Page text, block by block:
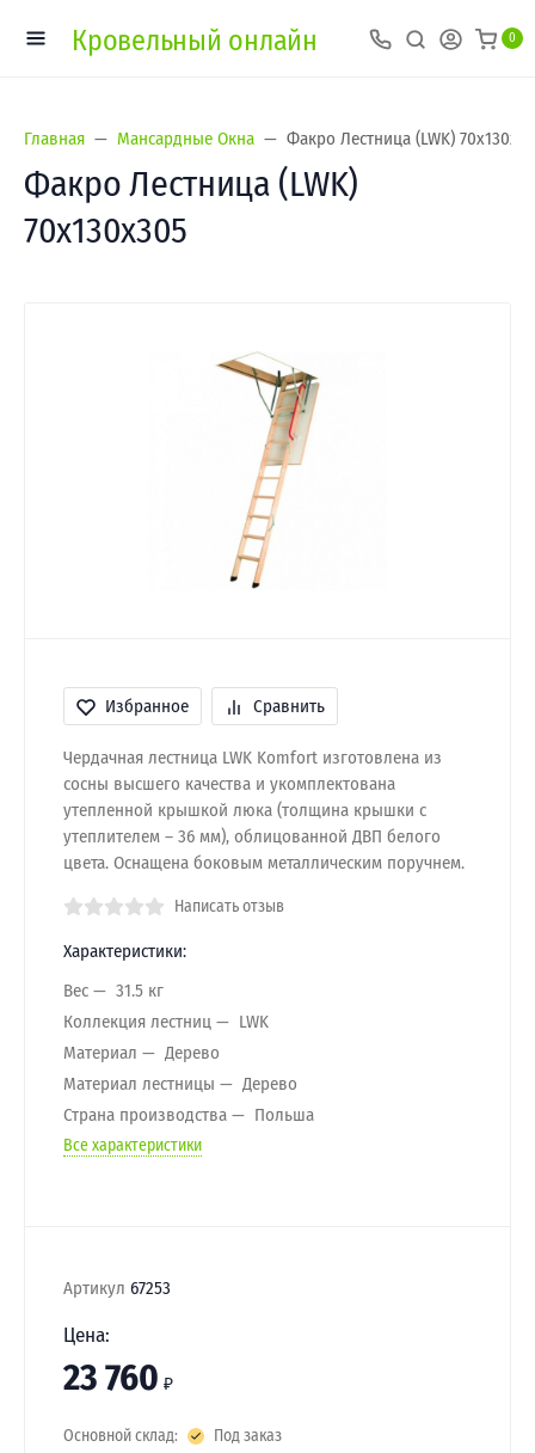
Кровельный онлайн 0
Главная Мансардные Окна Факро Лестница (LWK)
Факро Лестница (LWK)
70х130х305
Избранное Сравнить
Чердачная лестница LWK Komfort изготовлена из
сосны высшего качества и укомплектована
утепленной крышкой люка (толщина крышки с
утеплителем – 36 мм), облицованной ДВП белого
цвета. Оснащена боковым металлическим поручнем.
Написать отзыв
Характеристики:
Вес
31.5 кг
Коллекция лестниц
LWK
Материал
Дерево
Материал лестницы
Дерево
Страна производства
Польша
Все характеристики
Артикул 67253
Цена:
23 760 ₽
Основной склад: Под заказ